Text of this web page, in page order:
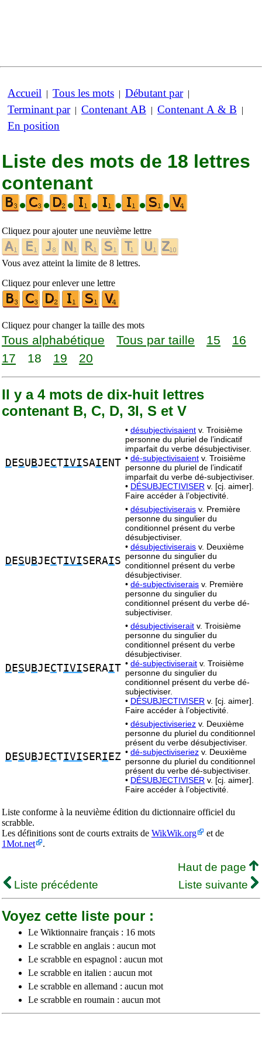
Accueil | Tous les mots | Débutant par|
Terminant par| Contenant AB | Contenant A & B |
En position
Liste des mots de 18 lettres
contenant
•
• • • • • •
Cliquez pour ajouter une neuvième lettre
Vous avez atteint la limite de 8 lettres.
Cliquez pour enlever une lettre
Cliquez pour changer la taille des mots
Tous alphabétique Tous par taille 15
16
17
18 19 20
Il y a 4 mots de dix-huit lettres
contenant B, C, D, 3I, S et V
D ESU BJECTIVISAI ENT
• désubjectivisaient v. Troisième
personne du pluriel de l’indicatif
imparfait du verbe désubjectiviser.
• dé-subjectivisaient v. Troisième
personne du pluriel de l’indicatif
imparfait du verbe dé-subjectiviser.
• DÉSUBJECTIVISER v. [cj. aimer].
Faire accéder à l’objectivité.
D ESU BJECTIVISERAIS
• désubjectiviserais v. Première
personne du singulier du
conditionnel présent du verbe
désubjectiviser.
• désubjectiviserais v. Deuxième
personne du singulier du
conditionnel présent du verbe
désubjectiviser.
• dé-subjectiviserais v. Première
personne du singulier du
conditionnel présent du verbe dé-
subjectiviser.
D ESU BJECTIVISERAIT
• désubjectiviserait v. Troisième
personne du singulier du
conditionnel présent du verbe
désubjectiviser.
• dé-subjectiviserait v. Troisième
personne du singulier du
conditionnel présent du verbe dé-
subjectiviser.
• DÉSUBJECTIVISER v. [cj. aimer].
Faire accéder à l’objectivité.
D ESU BJECTIVISERI EZ
• désubjectiviseriez v. Deuxième
personne du pluriel du conditionnel
présent du verbe désubjectiviser.
• dé-subjectiviseriez v. Deuxième
personne du pluriel du conditionnel
présent du verbe dé-subjectiviser.
• DÉSUBJECTIVISER v. [cj. aimer].
Faire accéder à l’objectivité.
Liste conforme à la neuvième édition du dictionnaire officiel du
scrabble.
Les définitions sont de courts extraits de WikWik.org
et de
1Mot.net
.
Haut de page
Liste précédente
Liste suivante
Voyez cette liste pour :
Le Wiktionnaire français : 16 mots
Le scrabble en anglais : aucun mot
Le scrabble en espagnol : aucun mot
Le scrabble en italien : aucun mot
Le scrabble en allemand : aucun mot
Le scrabble en roumain : aucun mot